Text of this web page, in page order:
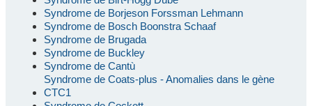
Syndrome de Borjeson Forssman Lehmann
Syndrome de Bosch Boonstra Schaaf
Syndrome de Brugada
Syndrome de Buckley
Syndrome de Cantù
Syndrome de Coats-plus - Anomalies dans le gène
CTC1